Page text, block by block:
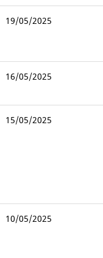
19/05/2025
16/05/2025
15/05/2025
10/05/2025